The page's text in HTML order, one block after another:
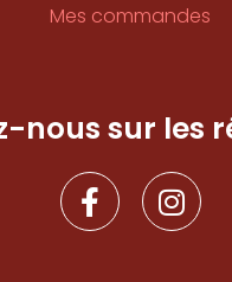
Mes commandes
nous sur les
F
a
c
I
n
s